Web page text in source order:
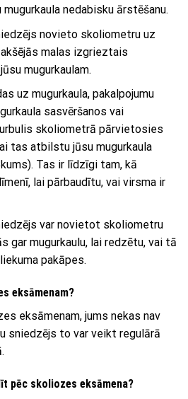
nedabisku ārstēšanu.
novieto skoliometru uz
malas izgrieztais
mugurkaulam.
uz mugurkaula, pakalpojumu
sasvēršanos vai
skoliometrā pārvietosies
tas atbilstu jūsu mugurkaula
Tas ir līdzīgi tam, kā
lai pārbaudītu, vai virsma ir
var novietot skoliometru
gar mugurkaulu, lai redzētu, vai tā
pakāpes.
eksāmenam?
eksāmenam, jums nekas nav
sniedzējs to var veikt regulārā
pēc skoliozes eksāmena?